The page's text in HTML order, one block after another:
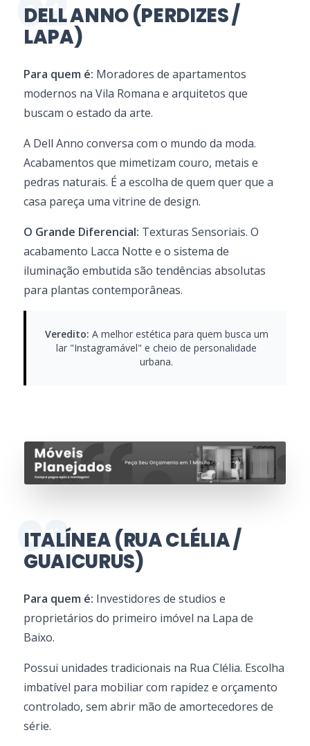
02
DELL ANNO (PERDIZES /
LAPA)
Para quem é: Moradores de apartamentos
modernos na Vila Romana e arquitetos que
buscam o estado da arte.
A Dell Anno conversa com o mundo da moda.
Acabamentos que mimetizam couro, metais e
pedras naturais. É a escolha de quem quer que a
casa pareça uma vitrine de design.
O Grande Diferencial: Texturas Sensoriais. O
acabamento Lacca Notte e o sistema de
iluminação embutida são tendências absolutas
para plantas contemporâneas.
Veredito: A melhor estética para quem busca um
lar "Instagramável" e cheio de personalidade
urbana.
03
ITALÍNEA (RUA CLÉLIA /
GUAICURUS)
Para quem é: Investidores de studios e
proprietários do primeiro imóvel na Lapa de
Baixo.
Possui unidades tradicionais na Rua Clélia. Escolha
imbatível para mobiliar com rapidez e orçamento
controlado, sem abrir mão de amortecedores de
série.